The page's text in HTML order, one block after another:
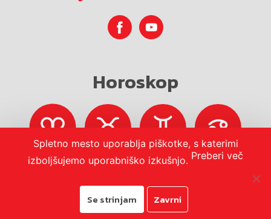
Horoskop
Spletno mesto uporablja piškotke, s katerimi
izboljšujemo uporabniško izkušnjo. Preberi več
Se strinjam Zavrni